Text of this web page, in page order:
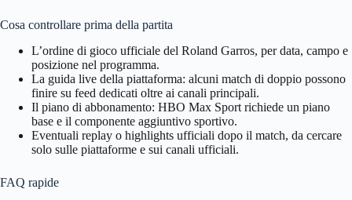
Cosa controllare prima della partita
L’ordine di gioco ufficiale del Roland Garros, per data, campo e
posizione nel programma.
La guida live della piattaforma: alcuni match di doppio possono
finire su feed dedicati oltre ai canali principali.
Il piano di abbonamento: HBO Max Sport richiede un piano
base e il componente aggiuntivo sportivo.
Eventuali replay o highlights ufficiali dopo il match, da cercare
solo sulle piattaforme e sui canali ufficiali.
FAQ rapide